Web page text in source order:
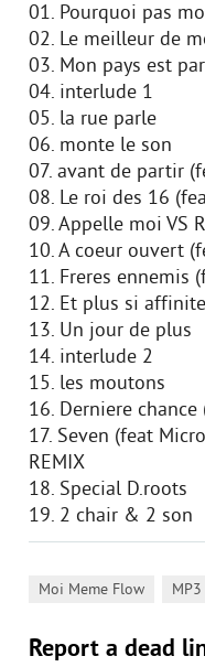
01. Pourquoi pas
02. Le meilleur de
03. Mon pays est
04. interlude 1
05. la rue parle
06. monte le son
07. avant de partir
08. Le roi des 16
09. Appelle moi VS
10. A coeur ouvert
11. Freres ennemis
12. Et plus si
13. Un jour de plus
14. interlude 2
15. les moutons
16. Derniere
17. Seven (feat
REMIX
18. Special D.roots
19. 2 chair & 2 son
Moi Meme Flow MP3
Report a dead